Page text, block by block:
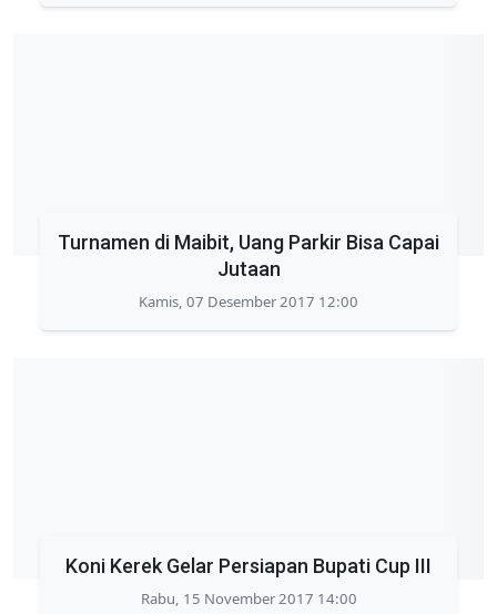
Turnamen di Maibit, Uang Parkir Bisa Capai
Jutaan
Kamis, 07 Desember 2017 12:00
Koni Kerek Gelar Persiapan Bupati Cup III
Rabu, 15 November 2017 14:00